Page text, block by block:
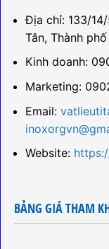
Địa chỉ: 133/
Tân, Thành
Kinh doanh:
Marketing:
Email:
Website:
BẢNG GIÁ THAM